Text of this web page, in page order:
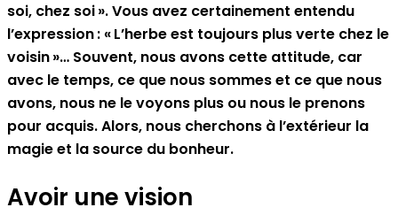
soi, chez soi ». Vous avez certainement entendu
l’expression : « L’herbe est toujours plus verte chez le
voisin »… Souvent, nous avons cette attitude, car
avec le temps, ce que nous sommes et ce que nous
avons, nous ne le voyons plus ou nous le prenons
pour acquis. Alors, nous cherchons à l’extérieur la
magie et la source du bonheur.
Avoir une vision